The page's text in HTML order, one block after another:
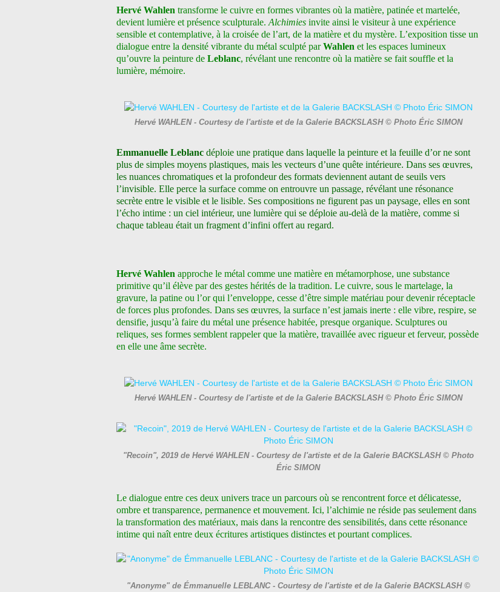
Hervé Wahlen transforme le cuivre en formes vibrantes où la matière, patinée et martelée,
devient lumière et présence sculpturale. Alchimies invite ainsi le visiteur à une expérience
sensible et contemplative, à la croisée de l’art, de la matière et du mystère. L’exposition tisse un
dialogue entre la densité vibrante du métal sculpté parWahlen et les espaces lumineux
qu’ouvre la peinture de Leblanc, révélant une rencontre où la matière se fait souffle et la
lumière, mémoire.
Hervé WAHLEN - Courtesy de l'artiste et de la Galerie BACKSLASH © Photo Éric SIMON
Emmanuelle Leblanc déploie une pratique dans laquelle la peinture et la feuille d’or ne sont
plus de simples moyens plastiques, mais les vecteurs d’une quête intérieure. Dans ses œuvres,
les nuances chromatiques et la profondeur des formats deviennent autant de seuils vers
l’invisible. Elle perce la surface comme on entrouvre un passage, révélant une résonance
secrète entre le visible et le lisible. Ses compositions ne figurent pas un paysage, elles en sont
l’écho intime : un ciel intérieur, une lumière qui se déploie au-delà de la matière, comme si
chaque tableau était un fragment d’infini offert au regard.
Hervé Wahlen approche le métal comme une matière en métamorphose, une substance
primitive qu’il élève par des gestes hérités de la tradition. Le cuivre, sous le martelage, la
gravure, la patine ou l’or qui l’enveloppe, cesse d’être simple matériau pour devenir réceptacle
de forces plus profondes. Dans ses œuvres, la surface n’est jamais inerte : elle vibre, respire, se
densifie, jusqu’à faire du métal une présence habitée, presque organique. Sculptures ou
reliques, ses formes semblent rappeler que la matière, travaillée avec rigueur et ferveur, possède
en elle une âme secrète.
Hervé WAHLEN - Courtesy de l'artiste et de la Galerie BACKSLASH © Photo Éric SIMON
"Recoin", 2019 de Hervé WAHLEN - Courtesy de l'artiste et de la Galerie BACKSLASH © Photo
Éric SIMON
Le dialogue entre ces deux univers trace un parcours où se rencontrent force et délicatesse,
ombre et transparence, permanence et mouvement. Ici, l’alchimie ne réside pas seulement dans
la transformation des matériaux, mais dans la rencontre des sensibilités, dans cette résonance
intime qui naît entre deux écritures artistiques distinctes et pourtant complices.
"Anonyme" de Émmanuelle LEBLANC - Courtesy de l'artiste et de la Galerie BACKSLASH ©